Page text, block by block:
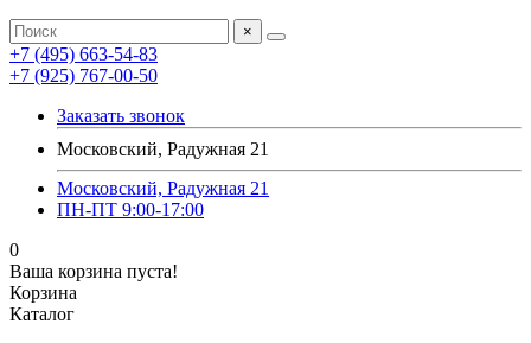
×
+7 (495) 663-54-83
+7 (925) 767-00-50
Заказать звонок
Московский, Радужная 21
Московский, Радужная 21
ПН-ПТ 9:00-17:00
0
Ваша корзина пуста!
Корзина
Каталог